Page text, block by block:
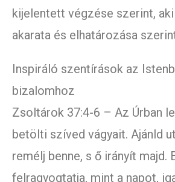
kijelentett végzése szerint,
akarata és elhatározása
Inspiráló szentírások az
bizalomhoz
Zsoltárok 37:4-6 – Az Úrban
betölti szíved vágyait. Ajánld
remélj benne, s ő irányít majd.
felragyogtatja, mint a napot,